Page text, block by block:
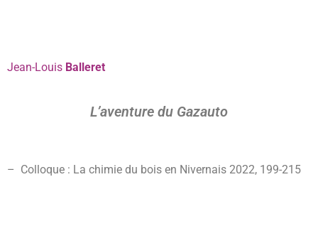
Jean-Louis Balleret
L’aventure du Gazauto
– Colloque : La chimie du bois en Nivernais 2022, 199-215